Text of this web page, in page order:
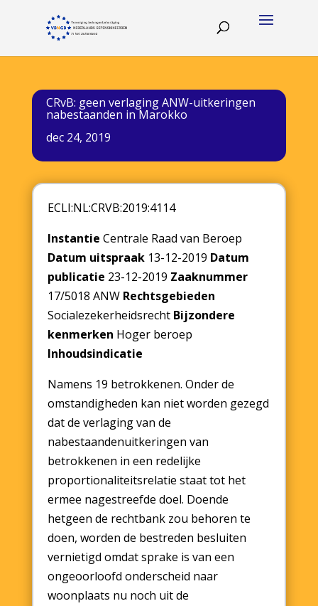
CRvB: geen verlaging ANW-uitkeringen
nabestaanden in Marokko
dec 24, 2019
ECLI:NL:CRVB:2019:4114
Instantie Centrale Raad van Beroep
Datum uitspraak 13-12-2019 Datum
publicatie 23-12-2019 Zaaknummer
17/5018 ANW Rechtsgebieden
Socialezekerheidsrecht Bijzondere
kenmerken Hoger beroep
Inhoudsindicatie
Namens 19 betrokkenen. Onder de
omstandigheden kan niet worden gezegd
dat de verlaging van de
nabestaandenuitkeringen van
betrokkenen in een redelijke
proportionaliteitsrelatie staat tot het
ermee nagestreefde doel. Doende
hetgeen de rechtbank zou behoren te
doen, worden de bestreden besluiten
vernietigd omdat sprake is van een
ongeoorloofd onderscheid naar
woonplaats nu noch uit de